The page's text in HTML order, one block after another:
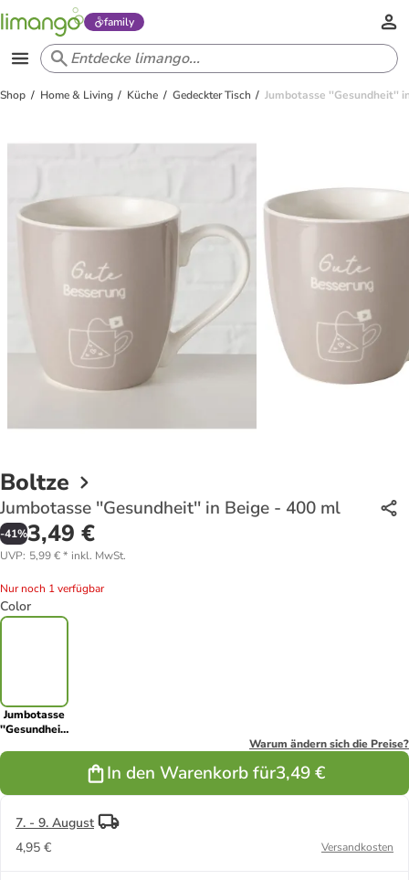
family
Shop Home & Living Küche Gedeckter Tisch Jumbotasse ''Gesundheit''
Boltze
Jumbotasse ''Gesundheit'' in Beige - 400 ml
-41%3,49 €
UVP: 5,99 €* inkl. MwSt.
Nur noch 1 verfügbar
Color
Jumbotasse
''Gesundheit''
Warum ändern sich die Preise?
In den Warenkorb für3,49 €
7. - 9. August
4,95 €
Versandkosten